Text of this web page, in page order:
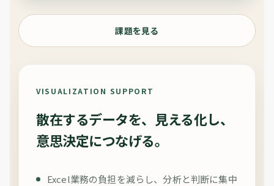
課題を見る
VISUALIZATION SUPPORT
散在するデータを、見える化し、
意思決定につなげる。
Excel業務の負担を減らし、分析と判断に集中